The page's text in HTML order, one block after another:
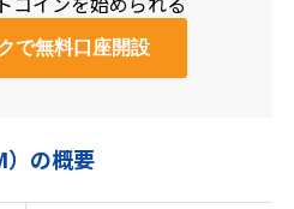
で無料口座開設
）の概要